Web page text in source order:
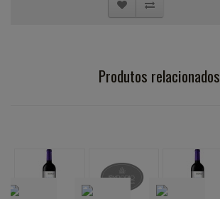
Produtos relacionados